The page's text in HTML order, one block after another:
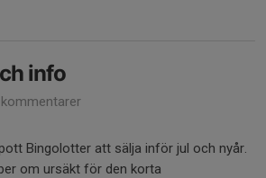
info
Bingolotter att sälja inför jul och nyår.
om ursäkt för den korta